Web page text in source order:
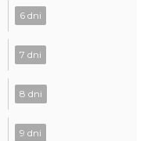
6 dni
7 dni
8 dni
9 dni